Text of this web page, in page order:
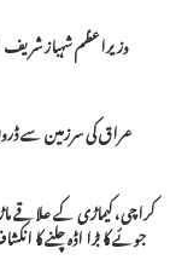
عراق کی سرزمین سے
کراچی، کیماڑی کے علاقے
جوئے کا بڑا اڈہ چلنے کا انکشاف،